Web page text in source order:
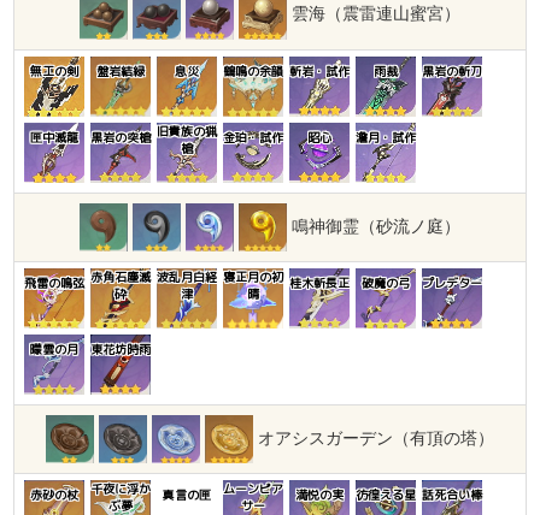
雲海（震雷連山蜜宮）
無工の剣 盤岩結緑 息災 鶴鳴の余韻 斬岩・試作 雨裁 黒岩の斬刀
匣中滅龍 黒岩の突槍 旧貴族の猟
槍
金珀・試作 昭心 澹月・試作
鳴神御霊（砂流ノ庭）
飛雷の鳴弦 赤角石塵滅
砕
波乱月白経
津
寝正月の初
晴
桂木斬長正 破魔の弓 プレデター
曚雲の月 東花坊時雨
オアシスガーデン（有頂の塔）
赤砂の杖
千夜に浮か
ぶ夢
真言の匣
ムーンピア
サー
満悦の実 彷徨える星 話死合い棒